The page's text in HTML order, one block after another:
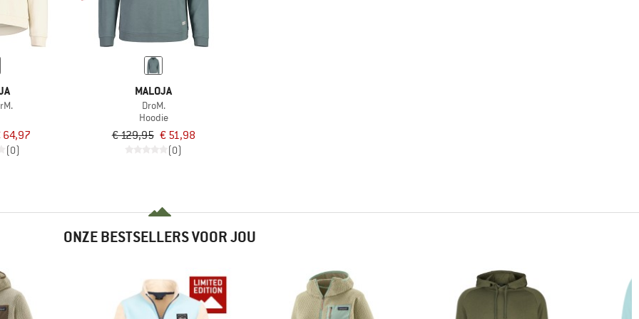
64,97
(0)
MALOJA
DroM.
Hoodie
€ 129,95 € 51,98
(0)
ONZE BESTSELLERS VOOR JOU